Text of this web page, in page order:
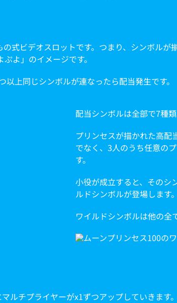
式ビデオスロットです。つまり、シンボルが
よ」のイメージです。
上同じシンボルが連なったら配当発生です。
配当シンボルは全部で7種類
プリンセスが描かれた高配
でなく、3人のうち任意の
す。
小役が成立すると、そのシ
ルドシンボルが登場します。
ワイルドシンボルは他の全
ルチプライヤーがx1ずつアップしていきます。